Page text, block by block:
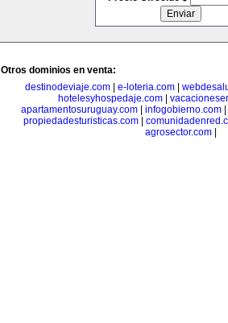
Otros dominios en venta:
destinodeviaje.com
e-loteria.com
hotelesyhospedaje.com
apartamentosuruguay.com
infogobierno.com
propiedadesturisticas.com|
agrosector.com|